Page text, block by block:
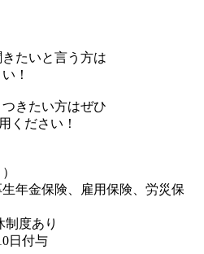
たいと言う方は
！
きたい方はぜひ
ください！
年金保険、雇用保険、労災保
制度あり
日付与